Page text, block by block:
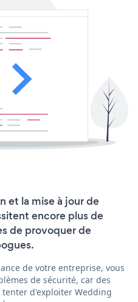
et la mise à jour de
encore plus de
de provoquer de
de votre entreprise, vous
de sécurité, car des
d'exploiter Wedding